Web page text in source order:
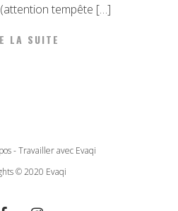
tempête […]
LA SUITE
-Travailler avec Evaqi
© 2020 Evaqi